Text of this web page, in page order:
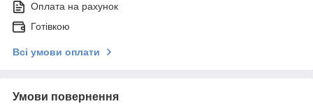
Оплата на рахунок
Готівкою
Всі умови оплати
Умови повернення